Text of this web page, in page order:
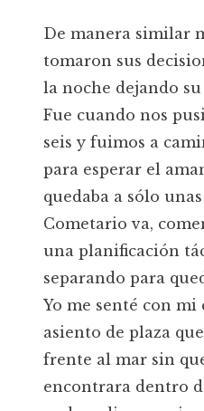
De manera similar
tomaron sus
la noche dejando
Fue cuando nos
seis y fuimos a
para esperar el
quedaba a sólo
Cometario va,
una planificación
separando para
Yo me senté con
asiento de plaza
frente al mar sin
encontrara dentro